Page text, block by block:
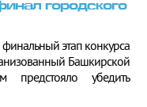
городского
этап конкурса
Башкирской
предстояло убедить